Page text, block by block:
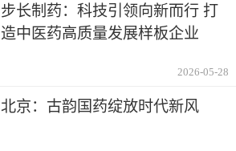
步长制药：科技引领向新而行 打
造中医药高质量发展样板企业
2026-05-28
北京：古韵国药绽放时代新风